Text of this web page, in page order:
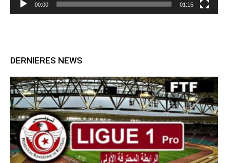
00:00 01:15
DERNIERES NEWS